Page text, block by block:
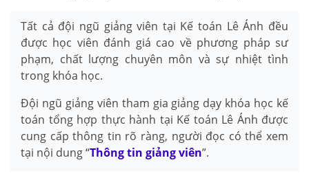
Tất cả đội ngũ giảng viên tại Kế toán Lê Ánh đều
được học viên đánh giá cao về phương pháp sư
phạm, chất lượng chuyên môn và sự nhiệt tình
trong khóa học.
Đội ngũ giảng viên tham gia giảng dạy khóa học kế
toán tổng hợp thực hành tại Kế toán Lê Ánh được
cung cấp thông tin rõ ràng, người đọc có thể xem
tại nội dung “Thông tin giảng viên”.